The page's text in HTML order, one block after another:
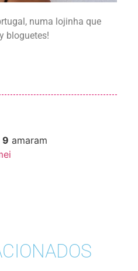
numa lojinha que
bloguetes!
9 amaram